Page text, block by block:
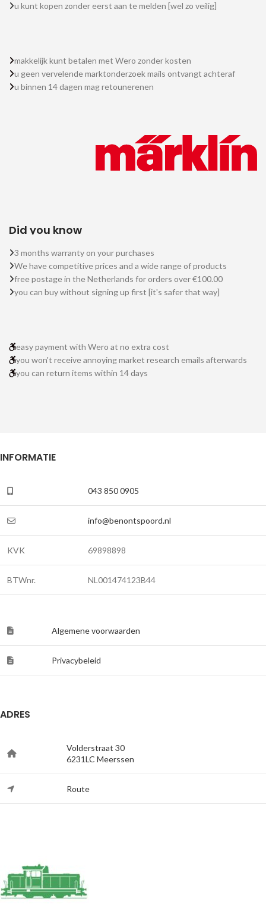
u kunt kopen zonder eerst aan te melden [wel zo veilig]
makkelijk kunt betalen met Wero zonder kosten
u geen vervelende marktonderzoek mails ontvangt achteraf
u binnen 14 dagen mag retounerenen
Did you know
3 months warranty on your purchases
We have competitive prices and a wide range of products
free postage in the Netherlands for orders over €100.00
you can buy without signing up first [it's safer that way]
easy payment with Wero at no extra cost
you won't receive annoying market research emails afterwards
you can return items within 14 days
INFORMATIE
043 850 0905
info@benontspoord.nl
KVK 69898898
BTWnr. NL001474123B44
Algemene voorwaarden
Privacybeleid
ADRES
Volderstraat 30
6231LC Meerssen
Route